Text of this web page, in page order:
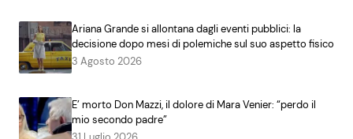
Ariana Grande si allontana dagli eventi pubblici: la
decisione dopo mesi di polemiche sul suo aspetto fisico
3 Agosto 2026
E’ morto Don Mazzi, il dolore di Mara Venier: “perdo il
mio secondo padre”